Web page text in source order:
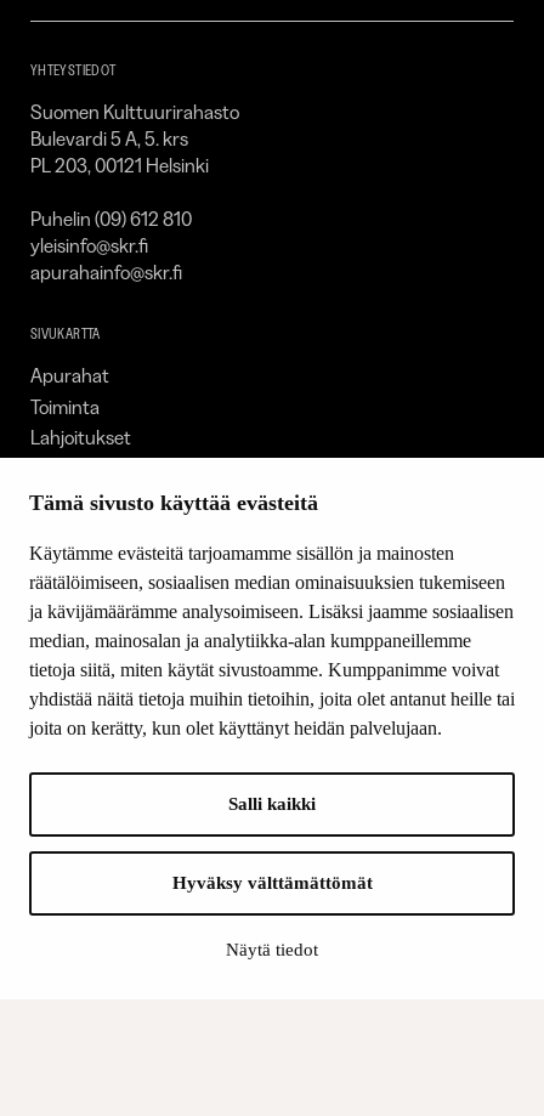
Tämä sivusto käyttää evästeitä
Käytämme evästeitä tarjoamamme sisällön ja mainosten
räätälöimiseen, sosiaalisen median ominaisuuksien tukemiseen
ja kävijämäärämme analysoimiseen. Lisäksi jaamme sosiaalisen
median, mainosalan ja analytiikka-alan kumppaneillemme
tietoja siitä, miten käytät sivustoamme. Kumppanimme voivat
yhdistää näitä tietoja muihin tietoihin, joita olet antanut heille tai
joita on kerätty, kun olet käyttänyt heidän palvelujaan.
Salli kaikki
Hyväksy välttämättömät
Näytä tiedot
YHTEYSTIEDOT
Suomen Kulttuurirahasto
Bulevardi 5 A, 5. krs
PL 203, 00121 Helsinki
Puhelin (09) 612 810
yleisinfo@skr.fi
apurahainfo@skr.fi
SIVUKARTTA
Apurahat
Toiminta
Lahjoitukset
Ajankohtaista
Yhteystiedot
SEURAA MEITÄ
Facebook
Instagram
LinkedIn
Suomen Kulttuurirahasto: